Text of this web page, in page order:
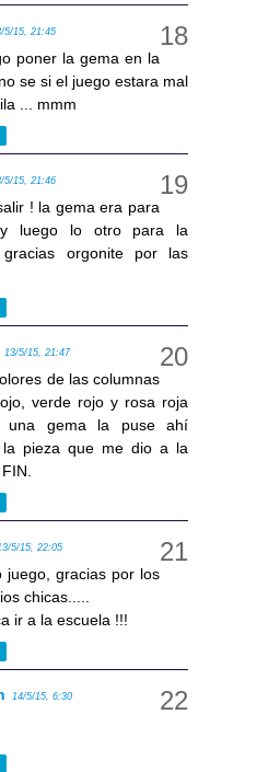
5/15, 21:45
poner la gema en la
se si el juego estara mal
... mmm
5/15, 21:46
! la gema era para
luego lo otro para la
gracias orgonite por las
13/5/15, 21:47
de las columnas
verde rojo y rosa roja
una gema la puse ahí
la pieza que me dio a la
5/15, 22:05
juego, gracias por los
chicas.....
ir a la escuela !!!
14/5/15, 6:30